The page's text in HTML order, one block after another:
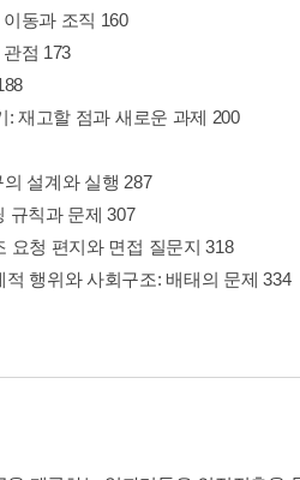
동과 조직 160
점 173
: 재고할 점과 새로운 과제 200
의 설계와 실행 287
규칙과 문제 307
요청 편지와 면접 질문지 318
적 행위와 사회구조: 배태의 문제 334